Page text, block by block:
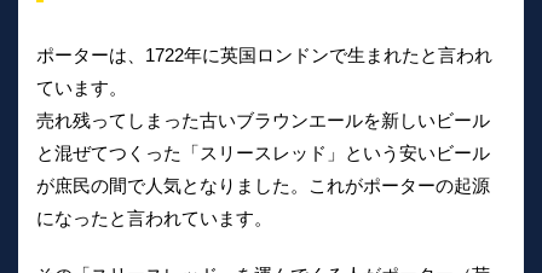
ポーターは、1722年に英国ロンドンで生まれたと言われ
ています。
売れ残ってしまった古いブラウンエールを新しいビール
と混ぜてつくった「スリースレッド」という安いビール
が庶民の間で人気となりました。これがポーターの起源
になったと言われています。